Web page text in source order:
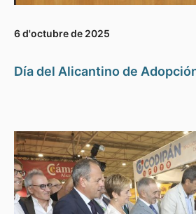
6 d'octubre de 2025
Día del Alicantino de